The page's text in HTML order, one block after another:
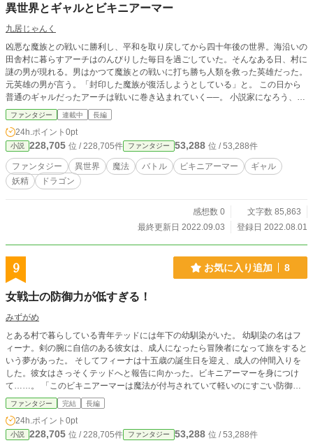
異世界とギャルとビキニアーマー
九居じゃんく
凶悪な魔族との戦いに勝利し、平和を取り戻してから四十年後の世界。海沿いの
田舎村に暮らすアーチはのんびりした毎日を過ごしていた。そんなある日、村に
謎の男が現れる。男はかつて魔族との戦いに打ち勝ち人類を救った英雄だった。
元英雄の男が言う。「封印した魔族が復活しようとしている」と。 この日から
普通のギャルだったアーチは戦いに巻き込まれていく──。 小説家になろう、ノ
ベルアップ＋でも掲載中です 小説家になろう→ https://ncode.syosetu.com/n596
4he/ ノベルアップ＋→ https://novelup.plus/story/340114311
ファンタジー 連載中 長編
24h.ポイント 0pt
小説 228,705 位 / 228,705件 ファンタジー 53,288 位 / 53,288件
ファンタジー 異世界 魔法 バトル ビキニアーマー
ギャル
妖精
ドラゴン
感想数 0
文字数 85,863
最終更新日 2022.09.03
登録日 2022.08.01
9 お気に入り追加 8
女戦士の防御力が低すぎる！
みずがめ
とある村で暮らしている青年テッドには年下の幼馴染がいた。 幼馴染の名はフ
ィーナ。剣の腕に自信のある彼女は、成人になったら冒険者になって旅をすると
いう夢があった。 そしてフィーナは十五歳の誕生日を迎え、成人の仲間入りを
した。彼女はさっそくテッドへと報告に向かった。ビキニアーマーを身につけ
て……。 「このビキニアーマーは魔法が付与されていて軽いのにすごい防御力
なんだ！」 「故郷から痴女を出すわけにはいかねえっ！」 テッドは幼馴染の彼
女から無事に（？）ビキニアーマーを脱がせられるのか？ 妹や幼馴染の父親を
交えた攻防が……始まる！ ※この作品は別サイトにも掲載しています。
ファンタジー 完結 長編
24h.ポイント 0pt
小説 228,705 位 / 228,705件 ファンタジー 53,288 位 / 53,288件